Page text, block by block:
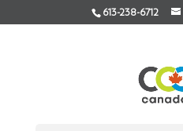
613-238-6712